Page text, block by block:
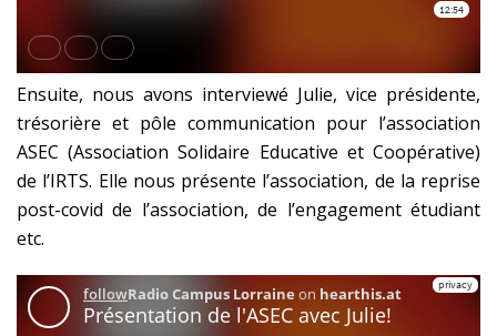
Ensuite, nous avons interviewé Julie, vice présidente,
trésorière et pôle communication pour l’association
ASEC (Association Solidaire Educative et Coopérative)
de l’IRTS. Elle nous présente l’association, de la reprise
post-covid de l’association, de l’engagement étudiant
etc.